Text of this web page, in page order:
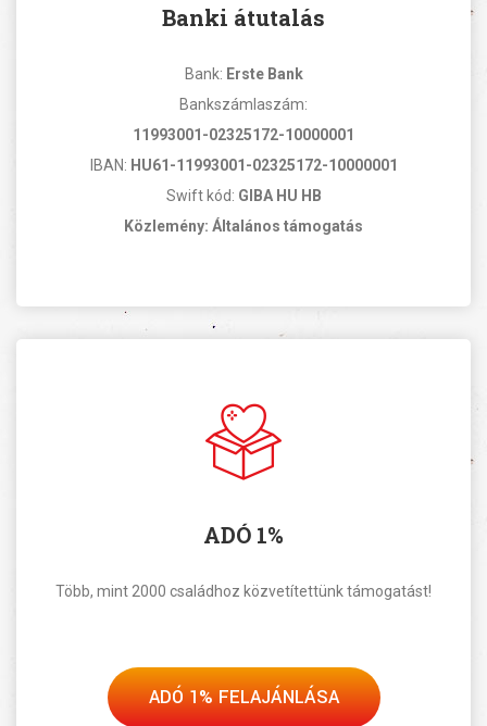
Banki átutalás
Bank: Erste Bank
Bankszámlaszám:
11993001-02325172-10000001
IBAN: HU61-11993001-02325172-10000001
Swift kód: GIBA HU HB
Közlemény: Általános támogatás
ADÓ 1%
Több, mint 2000 családhoz közvetítettünk támogatást!
ADÓ 1% FELAJÁNLÁSA